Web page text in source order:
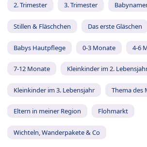
2. Trimester 3. Trimester
Stillen & Fläschchen Das erste Gläschen
Babys Hautpflege 0-3 Monate 4-6
7-12 Monate Kleinkinder im 2.
Kleinkinder im 3. Lebensjahr Thema des
Eltern in meiner Region Flohmarkt
Wichteln, Wanderpakete & Co